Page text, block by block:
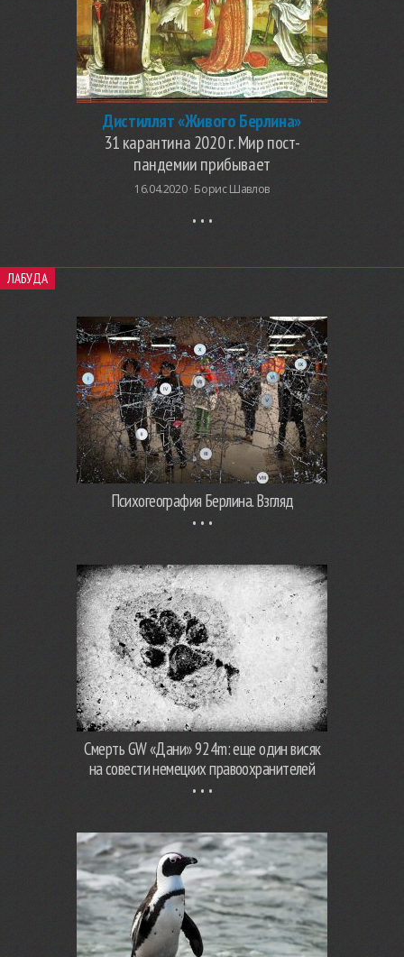
Дистиллят «Живого Берлина»
31 карантина 2020 г. Мир пост-
пандемии прибывает
16.04.2020 · Борис Шавлов
ЛАБУДА
Психогеография Берлина. Взгляд
Смерть GW «Дани» 924m: еще один висяк
на совести немецких правоохранителей